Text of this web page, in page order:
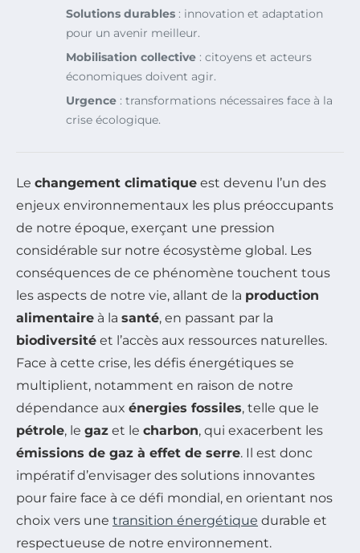
Solutions durables : innovation et adaptation
pour un avenir meilleur.
Mobilisation collective : citoyens et acteurs
économiques doivent agir.
Urgence : transformations nécessaires face à la
crise écologique.
Le changement climatique est devenu l’un des
enjeux environnementaux les plus préoccupants
de notre époque, exerçant une pression
considérable sur notre écosystème global. Les
conséquences de ce phénomène touchent tous
les aspects de notre vie, allant de la production
alimentaire à la santé, en passant par la
biodiversité et l’accès aux ressources naturelles.
Face à cette crise, les défis énergétiques se
multiplient, notamment en raison de notre
dépendance aux énergies fossiles, telle que le
pétrole, le gaz et le charbon, qui exacerbent les
émissions de gaz à effet de serre. Il est donc
impératif d’envisager des solutions innovantes
pour faire face à ce défi mondial, en orientant nos
choix vers une transition énergétique durable et
respectueuse de notre environnement.